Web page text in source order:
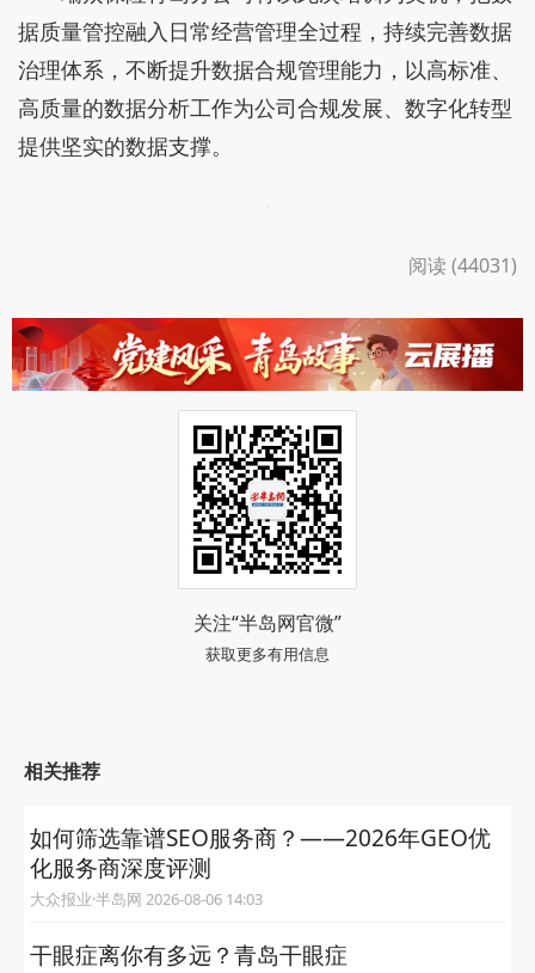
据质量管控融入日常经营管理全过程，持续完善数据
治理体系，不断提升数据合规管理能力，以高标准、
高质量的数据分析工作为公司合规发展、数字化转型
提供坚实的数据支撑。
阅读 (44031)
关注“半岛网官微”
获取更多有用信息
相关推荐
如何筛选靠谱SEO服务商？——2026年GEO优
化服务商深度评测
大众报业·半岛网 2026-08-06 14:03
干眼症离你有多远？青岛干眼症